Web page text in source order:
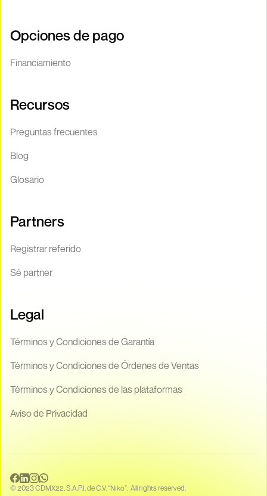
Opciones de pago
Financiamiento
Recursos
Preguntas frecuentes
Blog
Glosario
Partners
Registrar referido
Sé partner
Legal
Términos y Condiciones de Garantía
Términos y Condiciones de Órdenes de Ventas
Términos y Condiciones de las plataformas
Aviso de Privacidad
© 2023 CDMX22, S.A.P.I. de C.V. “Niko”. All rights reserved.